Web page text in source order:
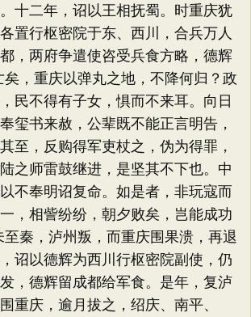
十二年，诏以王相抚蜀。时重庆犹
置行枢密院于东、西川，合兵万人
，两府争遣使咨受兵食方略，德辉
矣，重庆以弹丸之地，不降何归？政
民不得有子女，惧而不来耳。向日
玺书来赦，公辈既不能正言明告，
至，反购得军吏杖之，伪为得罪，
之师雷鼓继进，是坚其不下也。中
不奉明诏复命。如是者，非玩寇而
，相訾纷纷，朝夕败矣，岂能成功
至秦，泸州叛，而重庆围果溃，再退
诏以德辉为西川行枢密院副使，仍
，德辉留成都给军食。是年，复泸
重庆，逾月拔之，绍庆、南平、